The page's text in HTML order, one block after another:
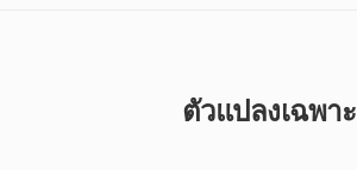
ตัวแปลงเฉพาะ